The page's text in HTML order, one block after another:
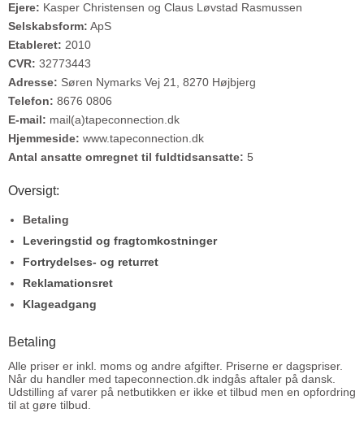
Ejere: Kasper Christensen og Claus Løvstad Rasmussen
Selskabsform: ApS
Etableret: 2010
CVR: 32773443
Adresse: Søren Nymarks Vej 21, 8270 Højbjerg
Telefon: 8676 0806
E-mail: mail(a)tapeconnection.dk
Hjemmeside: www.tapeconnection.dk
Antal ansatte omregnet til fuldtidsansatte: 5
Oversigt:
Betaling
Leveringstid og fragtomkostninger
Fortrydelses- og returret
Reklamationsret
Klageadgang
Betaling
Alle priser er inkl. moms og andre afgifter. Priserne er dagspriser.
Når du handler med tapeconnection.dk indgås aftaler på dansk.
Udstilling af varer på netbutikken er ikke et tilbud men en opfordring
til at gøre tilbud.